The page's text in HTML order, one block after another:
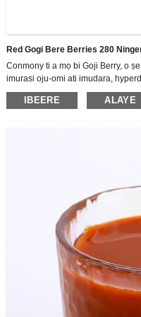
Red Gogi Bere Berries 280
Conmony ti a mọ bi Goji Berry, o
imurasi oju-omi ati imudara,
A jẹ olutọju ile-iṣẹ giga ti R & D,
omi, ṣe ọṣọ ara wa si sisọ sisọ ti
IBEERE ALAYE